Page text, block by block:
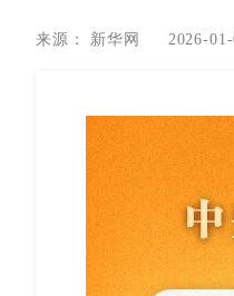
来源： 新华网 2026-